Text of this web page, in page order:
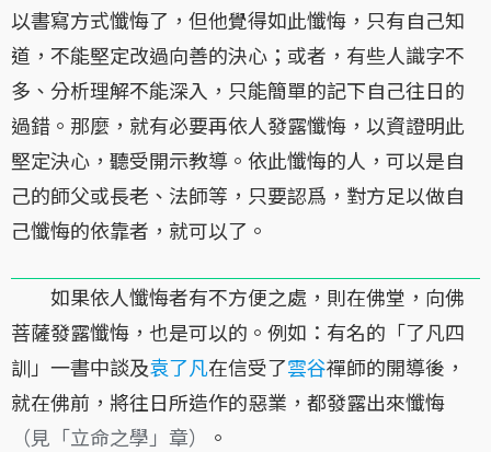
以書寫方式懺悔了，但他覺得如此懺悔，只有自己知
道，不能堅定改過向善的決心；或者，有些人識字不
多、分析理解不能深入，只能簡單的記下自己往日的
過錯。那麼，就有必要再依人發露懺悔，以資證明此
堅定決心，聽受開示教導。依此懺悔的人，可以是自
己的師父或長老、法師等，只要認爲，對方足以做自
己懺悔的依靠者，就可以了。
如果依人懺悔者有不方便之處，則在佛堂，向佛
菩薩發露懺悔，也是可以的。例如：有名的「了凡四
訓」一書中談及袁了凡在信受了雲谷禪師的開導後，
就在佛前，將往日所造作的惡業，都發露出來懺悔
（見「立命之學」章）
。